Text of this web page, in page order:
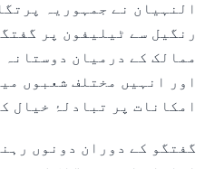
النہیان نے جمہوریہ
رنگیل سے ٹیلیفون پر
ممالک کے درمیان
اور انہیں مختلف شعبوں
امکانات پر تبادلۂ خیال
گفتگو کے دوران دونوں